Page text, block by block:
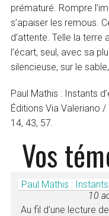
prématuré. Rompre
s’apaiser les remous.
d’attente. Telle la
l’écart, seul, avec sa
silencieuse, sur le
Paul Mathis : Instants
Éditions Via Valeriano
14, 43, 57.
Vos
Paul Mathis :
10
Au fil d’une lecture